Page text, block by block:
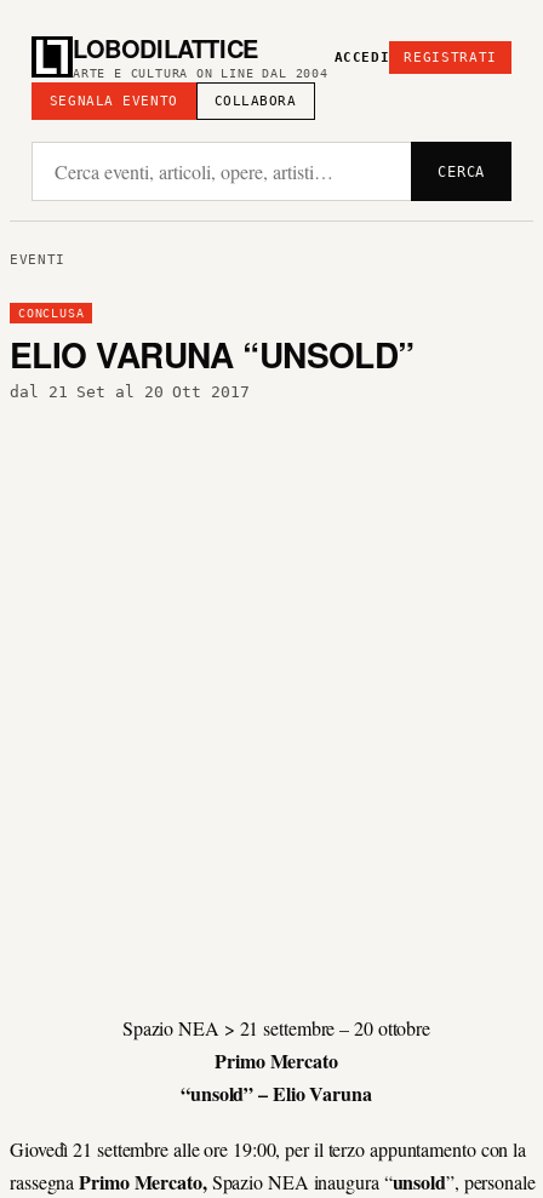
LOBODILATTICE
ARTE E CULTURA ON LINE DAL 2004
SEGNALA EVENTO COLLABORA
ACCEDI REGISTRATI
CERCA
EVENTI
CONCLUSA
ELIO VARUNA “UNSOLD”
dal 21 Set al 20 Ott 2017
Spazio NEA > 21 settembre – 20 ottobre
Primo Mercato
“unsold” – Elio Varuna
Giovedì 21 settembre alle ore 19:00, per il terzo appuntamento con la
rassegnaPrimo Mercato,Spazio NEA inaugura “unsold”, personale